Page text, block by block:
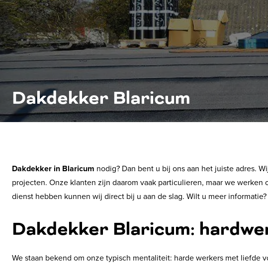
Dakdekker Blaricum
Dakdekker in Blaricum nodig? Dan bent u bij ons aan het juiste adres.
projecten. Onze klanten zijn daarom vaak particulieren, maar we
dienst hebben kunnen wij direct bij u aan de slag. Wilt u meer
Dakdekker Blaricum:
We staan bekend om onze typisch mentaliteit: harde werkers met